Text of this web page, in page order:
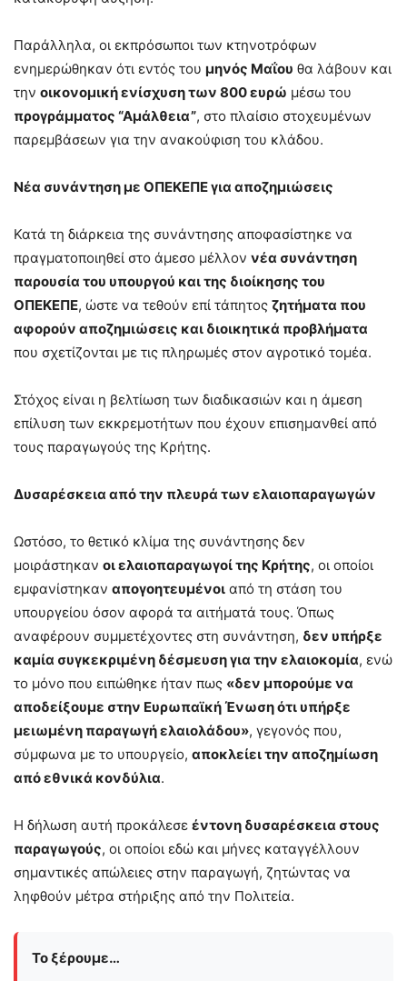
Παράλληλα, οι εκπρόσωποι των κτηνοτρόφων
ενημερώθηκαν ότι εντός του μηνός Μαΐου θα λάβουν και
την οικονομική ενίσχυση των 800 ευρώ μέσω του
προγράμματος “Αμάλθεια”, στο πλαίσιο στοχευμένων
παρεμβάσεων για την ανακούφιση του κλάδου.
Νέα συνάντηση με ΟΠΕΚΕΠΕ για αποζημιώσεις
Κατά τη διάρκεια της συνάντησης αποφασίστηκε να
πραγματοποιηθεί στο άμεσο μέλλον νέα συνάντηση
παρουσία του υπουργού και της διοίκησης του
ΟΠΕΚΕΠΕ, ώστε να τεθούν επί τάπητος ζητήματα που
αφορούν αποζημιώσεις και διοικητικά προβλήματα
που σχετίζονται με τις πληρωμές στον αγροτικό τομέα.
Στόχος είναι η βελτίωση των διαδικασιών και η άμεση
επίλυση των εκκρεμοτήτων που έχουν επισημανθεί από
τους παραγωγούς της Κρήτης.
Δυσαρέσκεια από την πλευρά των ελαιοπαραγωγών
Ωστόσο, το θετικό κλίμα της συνάντησης δεν
μοιράστηκαν οι ελαιοπαραγωγοί της Κρήτης, οι οποίοι
εμφανίστηκαν απογοητευμένοι από τη στάση του
υπουργείου όσον αφορά τα αιτήματά τους. Όπως
αναφέρουν συμμετέχοντες στη συνάντηση, δεν υπήρξε
καμία συγκεκριμένη δέσμευση για την ελαιοκομία, ενώ
το μόνο που ειπώθηκε ήταν πως «δεν μπορούμε να
αποδείξουμε στην Ευρωπαϊκή Ένωση ότι υπήρξε
μειωμένη παραγωγή ελαιολάδου», γεγονός που,
σύμφωνα με το υπουργείο, αποκλείει την αποζημίωση
από εθνικά κονδύλια.
Η δήλωση αυτή προκάλεσε έντονη δυσαρέσκεια στους
παραγωγούς, οι οποίοι εδώ και μήνες καταγγέλλουν
σημαντικές απώλειες στην παραγωγή, ζητώντας να
ληφθούν μέτρα στήριξης από την Πολιτεία.
Το ξέρουμε…